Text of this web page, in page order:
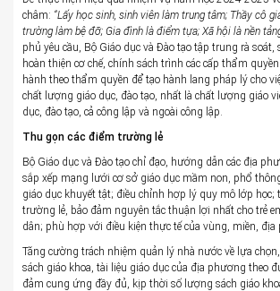
châm: “Lấy học sinh, sinh viên làm trung tâm; Thầy cô
trường làm bệ đỡ; Gia đình là điểm tựa; Xã hội là nền
phủ yêu cầu, Bộ Giáo dục và Đào tạo tập trung rà
hoàn thiện cơ chế, chính sách trình các cấp thẩm
hành theo thẩm quyền để tạo hành lang pháp lý cho
chất lượng giáo dục, đào tạo, nhất là chất lượng giáo
dục, đào tạo, cả công lập và ngoài công lập.
Thu gọn các điểm trường lẻ
Bộ Giáo dục và Đào tạo chỉ đạo, hướng dẫn các địa
sắp xếp mạng lưới cơ sở giáo dục mầm non, phổ
giáo dục khuyết tật; điều chỉnh hợp lý quy mô lớp học;
trường lẻ, bảo đảm nguyên tắc thuận lợi nhất cho trẻ
dân; phù hợp với điều kiện thực tế của vùng, miền, địa
Tăng cường trách nhiệm quản lý nhà nước về lựa
sách giáo khoa, tài liệu giáo dục của địa phương theo
đảm cung ứng đầy đủ, kịp thời số lượng sách giáo